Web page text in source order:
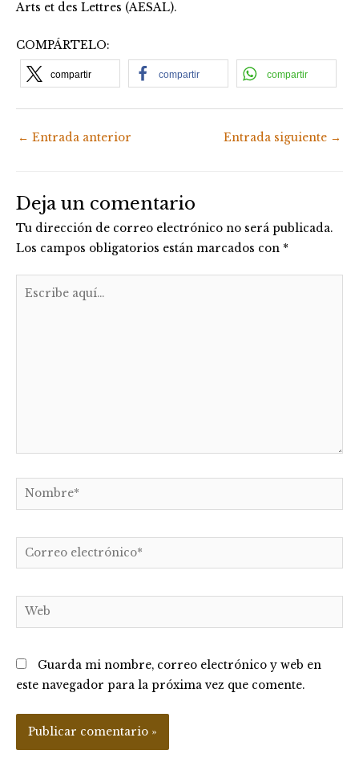
Arts et des Lettres (AESAL).
COMPÁRTELO:
compartir compartir compartir
← Entrada anterior Entrada siguiente →
Deja un comentario
Tu dirección de correo electrónico no será publicada.
Los campos obligatorios están marcados con *
Nombre*
Correo
electrónico*
Web
Guarda mi nombre, correo electrónico y web en
este navegador para la próxima vez que comente.